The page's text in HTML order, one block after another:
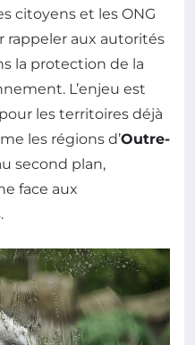
citoyens et les ONG
rappeler aux autorités
la protection de la
L’enjeu est
les territoires déjà
les régions d’Outre-
second plan,
face aux